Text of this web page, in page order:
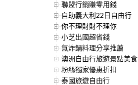
聯盟行銷賺零用錢
自助義大利22日自由行
你不理財財不理你
小芝出國超省錢
氣炸鍋料理分享推薦
澳洲自由行旅遊景點美食
粉絲獨家優惠折扣
泰國旅遊自由行